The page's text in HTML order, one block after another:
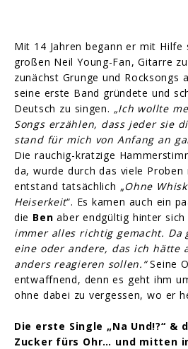
Mit 14 Jahren begann er mit Hilfe
großen Neil Young-Fan, Gitarre
zunächst Grunge und Rocksongs
seine erste Band gründete und
Deutsch zu singen. „Ich wollte
Songs erzählen, dass jeder sie
stand für mich von Anfang an
Die rauchig-kratzige
da, wurde durch das viele Proben
entstand tatsächlich „Ohne
Heiserkeit“. Es kamen auch ein
die Ben aber endgültig hinter sich
immer alles richtig gemacht. Da
eine oder andere, das ich hätte
anders reagieren sollen.“Seine
entwaffnend, denn es geht ihm
ohne dabei zu vergessen, wo er
Die erste Single „Na Und!?“ &
Zucker fürs Ohr… und mitten